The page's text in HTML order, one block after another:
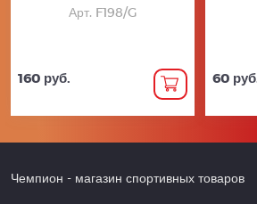
Арт. F198/G
160 руб. 60 руб.
Чемпион - магазин спортивных товаров